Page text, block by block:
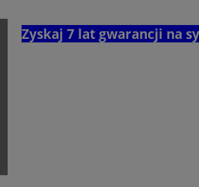
Zyskaj 7 lat gwarancji na